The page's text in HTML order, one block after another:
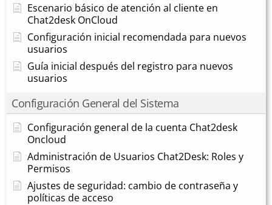
Escenario básico de atención al cliente en
Chat2desk OnCloud
Configuración inicial recomendada para nuevos
usuarios
Guía inicial después del registro para nuevos
usuarios
Configuración General del Sistema
Configuración general de la cuenta Chat2desk
Oncloud
Administración de Usuarios Chat2Desk: Roles y
Permisos
Ajustes de seguridad: cambio de contraseña y
políticas de acceso